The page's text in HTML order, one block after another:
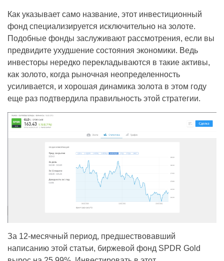
Как указывает само название, этот инвестиционный
фонд специализируется исключительно на золоте.
Подобные фонды заслуживают рассмотрения, если вы
предвидите ухудшение состояния экономики. Ведь
инвесторы нередко перекладываются в такие активы,
как золото, когда рыночная неопределенность
усиливается, и хорошая динамика золота в этом году
еще раз подтвердила правильность этой стратегии.
За 12-месячный период, предшествовавший
написанию этой статьи, биржевой фонд SPDR Gold